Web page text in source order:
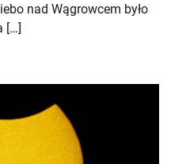
nad Wągrowcem było
[…]